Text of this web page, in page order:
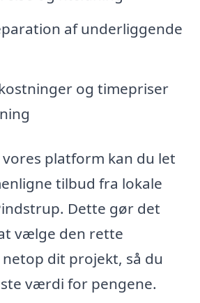
af underliggende
og timepriser
platform kan du let
tilbud fra lokale
Dette gør det
vælge den rette
dit projekt, så du
værdi for pengene.